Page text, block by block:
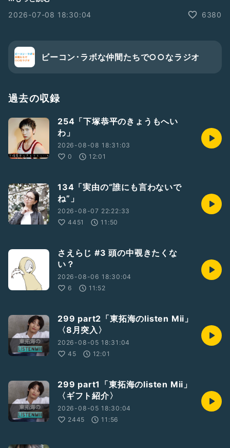
https://instagram.com/higashi_takumi.310
－－－－－－－－
#beaconlab
#東拓海#水曜更新
#出演情報
#舞台
#カラスウリ
#ゲスト出演7月20日
#あうんぐるーぷ第十三回公演
2026-07-08 18:30:04
6380
ビーコン･ラボな仲間たちで○○なラジオ
過去の収録
254「下塚恭平のきょうもへい
わ」
2026-08-08 18:31:03
0
12:01
134「実由の“誰にも言わないで
ね”」
2026-08-07 22:22:33
4451
11:50
さえらじ #3 頭の中覗きたくな
い？
2026-08-06 18:30:04
6
11:52
299 part2「東拓海のlisten Mii」
〈8月突入〉
2026-08-05 18:31:04
45
12:01
299 part1「東拓海のlisten Mii」
〈ギフト紹介〉
2026-08-05 18:30:04
2445
11:56